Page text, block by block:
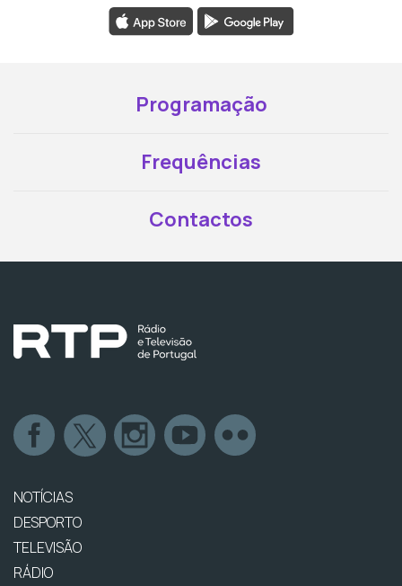
Programação
Frequências
Contactos
NOTÍCIAS
DESPORTO
TELEVISÃO
RÁDIO